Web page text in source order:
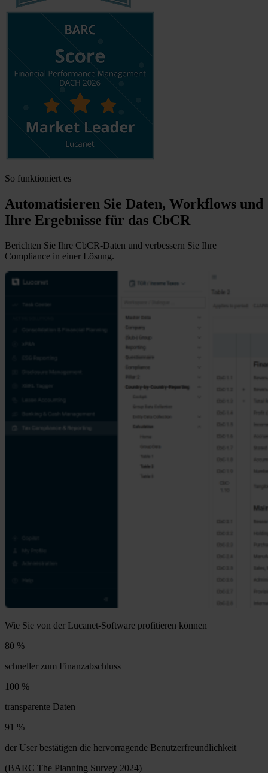
So funktioniert es
Automatisieren Sie Daten, Workflows und
Ihre Ergebnisse für das CbCR
Berichten Sie Ihre CbCR-Daten und verbessern Sie Ihre
Compliance in einer Lösung.
Wie Sie von der Lucanet-Software profitieren können
80 %
schneller zum Finanzabschluss
100 %
transparente Daten
91 %
der User bestätigen die hervorragende Benutzerfreundlichkeit
(BARC The Planning Survey 2024)